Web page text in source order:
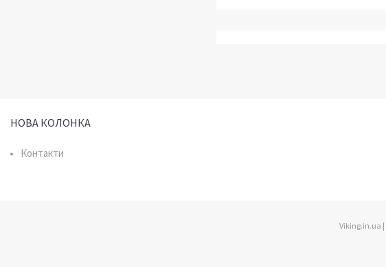
НОВА КОЛОНКА
Контакти
Viking.in.ua |